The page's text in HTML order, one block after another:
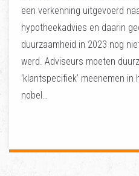
een verkenning uitgevoerd
hypotheekadvies en daarin
duurzaamheid in 2023 nog
werd. Adviseurs moeten
‘klantspecifiek’ meenemen
nobel…